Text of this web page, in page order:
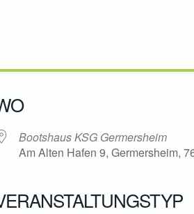
Bootshaus KSG Germersheim
Am Alten Hafen 9, Germersheim,